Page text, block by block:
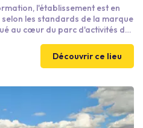
l'établissement est en
les standards de la marque
du Parc des Expositions de
immédiate de l'aéroport
vos déplacements.
Découvrir ce lieu